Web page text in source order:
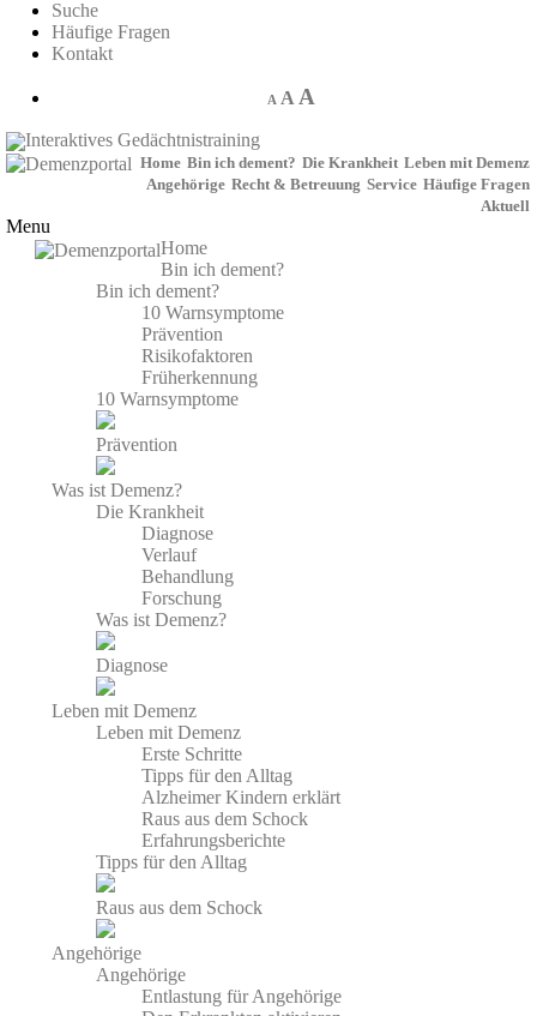
Suche
Häufige Fragen
Kontakt
A A A
Interaktives Gedächtnistraining
Home Bin ich dement? Die Krankheit Leben mit Demenz
Angehörige Recht & Betreuung Service Häufige Fragen
Aktuell
Menu
Home
Bin ich dement?
Bin ich dement?
10 Warnsymptome
Prävention
Risikofaktoren
Früherkennung
10 Warnsymptome
Prävention
Was ist Demenz?
Die Krankheit
Diagnose
Verlauf
Behandlung
Forschung
Was ist Demenz?
Diagnose
Leben mit Demenz
Leben mit Demenz
Erste Schritte
Tipps für den Alltag
Alzheimer Kindern erklärt
Raus aus dem Schock
Erfahrungsberichte
Tipps für den Alltag
Raus aus dem Schock
Angehörige
Angehörige
Entlastung für Angehörige